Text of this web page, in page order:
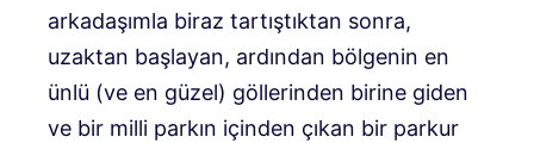
arkadaşımla biraz tartıştıktan sonra,
uzaktan başlayan, ardından bölgenin en
ünlü (ve en güzel) göllerinden birine giden
ve bir milli parkın içinden çıkan bir parkur